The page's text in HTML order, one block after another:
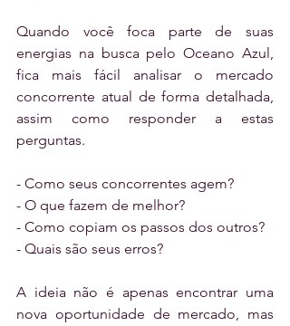
Quando você foca parte de suas
energias na busca pelo Oceano Azul,
fica mais fácil analisar o mercado
concorrente atual de forma detalhada,
assim como responder a estas
perguntas.
- Como seus concorrentes agem?
- O que fazem de melhor?
- Como copiam os passos dos outros?
- Quais são seus erros?
A ideia não é apenas encontrar uma
nova oportunidade de mercado, mas